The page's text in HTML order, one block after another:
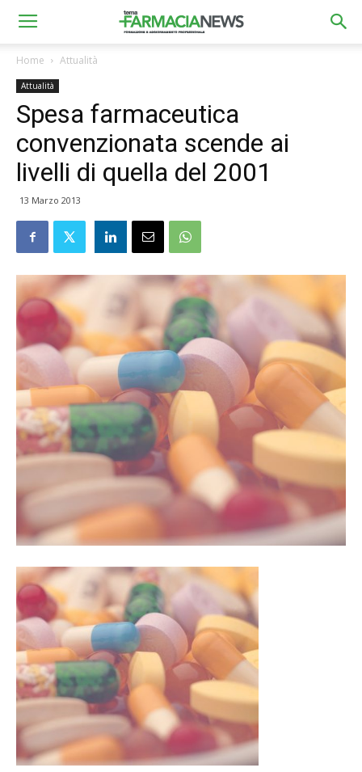
Home Attualità
Attualità
Spesa farmaceutica
convenzionata scende ai
livelli di quella del 2001
13 Marzo 2013